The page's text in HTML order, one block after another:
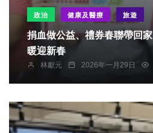
政治 健康及醫療 旅遊
捐血做公益、禮券春聯帶回家 中捷邀請您2月5日送
暖迎新春
林獻元 2026年一月29日